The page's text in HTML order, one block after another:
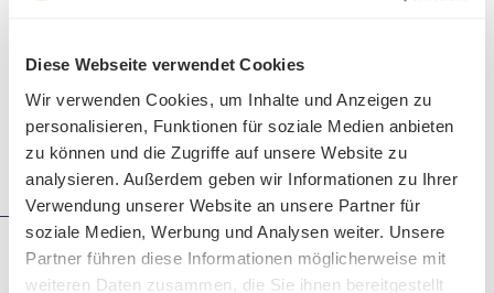
Diese Webseite verwendet Cookies
Wir verwenden Cookies, um Inhalte und Anzeigen zu
personalisieren, Funktionen für soziale Medien anbieten
zu können und die Zugriffe auf unsere Website zu
analysieren. Außerdem geben wir Informationen zu Ihrer
Verwendung unserer Website an unsere Partner für
soziale Medien, Werbung und Analysen weiter. Unsere
Partner führen diese Informationen möglicherweise mit
weiteren Daten zusammen, die Sie ihnen bereitgestellt
Details
Verwaltungsrat Management AG
Seidenhofstrasse 14